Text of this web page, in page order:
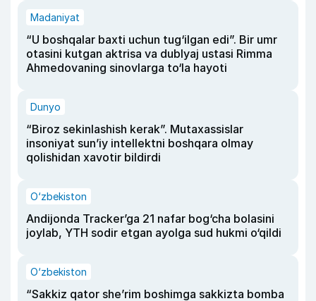
Madaniyat
“U boshqalar baxti uchun tug‘ilgan edi”. Bir umr
otasini kutgan aktrisa va dublyaj ustasi Rimma
Ahmedovaning sinovlarga to‘la hayoti
Dunyo
“Biroz sekinlashish kerak”. Mutaxassislar
insoniyat sun’iy intellektni boshqara olmay
qolishidan xavotir bildirdi
O‘zbekiston
Andijonda Tracker’ga 21 nafar bog‘cha bolasini
joylab, YTH sodir etgan ayolga sud hukmi o‘qildi
O‘zbekiston
“Sakkiz qator she’rim boshimga sakkizta bomba